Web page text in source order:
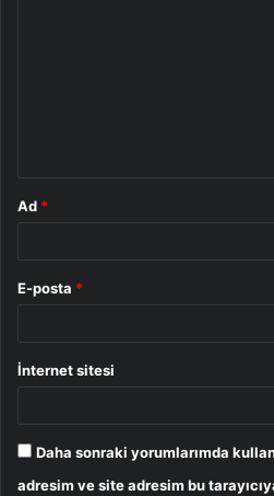
Ad *
E-posta *
İnternet sitesi
Daha sonraki yorumlarımda
adresim ve site adresim bu